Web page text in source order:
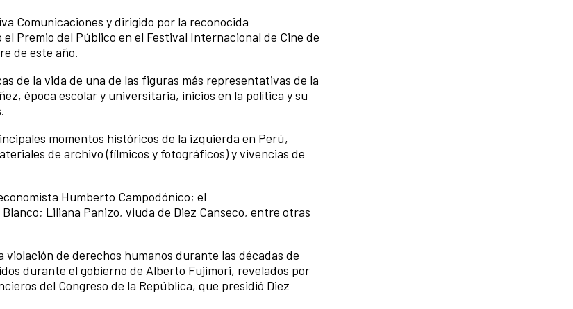
Comunicaciones y dirigido por la reconocida
el Premio del Público en el Festival Internacional de Cine de
de este año.
de la vida de una de las figuras más representativas de la
época escolar y universitaria, inicios en la política y su
momentos históricos de la izquierda en Perú,
de archivo (fílmicos y fotográficos) y vivencias de
Humberto Campodónico; el
Liliana Panizo, viuda de Diez Canseco, entre otras
de derechos humanos durante las décadas de
durante el gobierno de Alberto Fujimori, revelados por
del Congreso de la República, que presidió Diez